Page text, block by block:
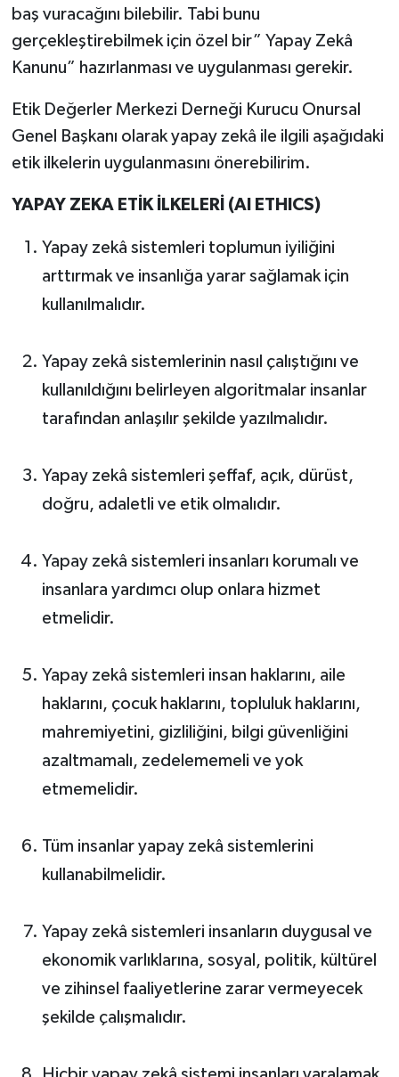
baş vuracağını bilebilir. Tabi bunu
gerçekleştirebilmek için özel bir” Yapay Zekâ
Kanunu” hazırlanması ve uygulanması gerekir.
Etik Değerler Merkezi Derneği Kurucu Onursal
Genel Başkanı olarak yapay zekâ ile ilgili aşağıdaki
etik ilkelerin uygulanmasını önerebilirim.
YAPAY ZEKA ETİK İLKELERİ (AI ETHICS)
Yapay zekâ sistemleri toplumun iyiliğini
arttırmak ve insanlığa yarar sağlamak için
kullanılmalıdır.
Yapay zekâ sistemlerinin nasıl çalıştığını ve
kullanıldığını belirleyen algoritmalar insanlar
tarafından anlaşılır şekilde yazılmalıdır.
Yapay zekâ sistemleri şeffaf, açık, dürüst,
doğru, adaletli ve etik olmalıdır.
Yapay zekâ sistemleri insanları korumalı ve
insanlara yardımcı olup onlara hizmet
etmelidir.
Yapay zekâ sistemleri insan haklarını, aile
haklarını, çocuk haklarını, topluluk haklarını,
mahremiyetini, gizliliğini, bilgi güvenliğini
azaltmamalı, zedelememeli ve yok
etmemelidir.
Tüm insanlar yapay zekâ sistemlerini
kullanabilmelidir.
Yapay zekâ sistemleri insanların duygusal ve
ekonomik varlıklarına, sosyal, politik, kültürel
ve zihinsel faaliyetlerine zarar vermeyecek
şekilde çalışmalıdır.